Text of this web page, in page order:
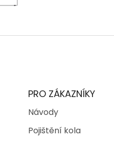
PRO ZÁKAZNÍKY
Návody
Pojištění kola